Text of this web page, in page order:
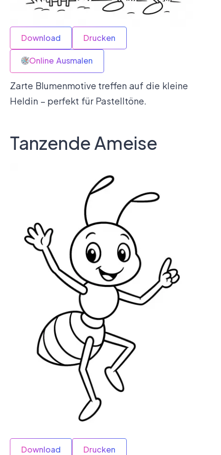
Download Drucken
Online Ausmalen
Zarte Blumenmotive treffen auf die kleine
Heldin – perfekt für Pastelltöne.
Tanzende Ameise
Download Drucken